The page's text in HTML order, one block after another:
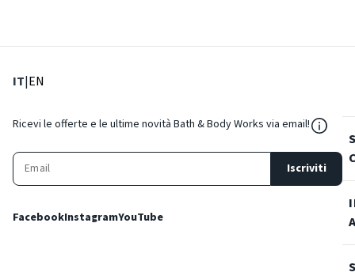
IT: Lingua corrente
|EN
Ricevi le offerte e le ultime novità Bath & Body Works via email!
Iscriviti
FacebookInstagramYouTube